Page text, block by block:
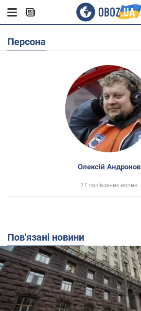
Персона
Олексій Андронов
77 пов'язаних новин
Пов'язані новини